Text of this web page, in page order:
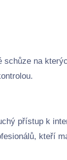
schůze na
přístup k
kteří